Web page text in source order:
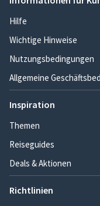
Hilfe
Wichtige Hinweise
Nutzungsbedingungen
Allgemeine
Inspiration
Themen
Reiseguides
Deals & Aktionen
Richtlinien